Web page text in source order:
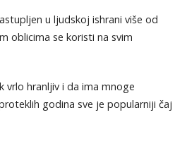
u ljudskoj ishrani više od
oblicima se koristi na svim
vrlo hranljiv i da ima mnoge
godina sve je popularniji čaj